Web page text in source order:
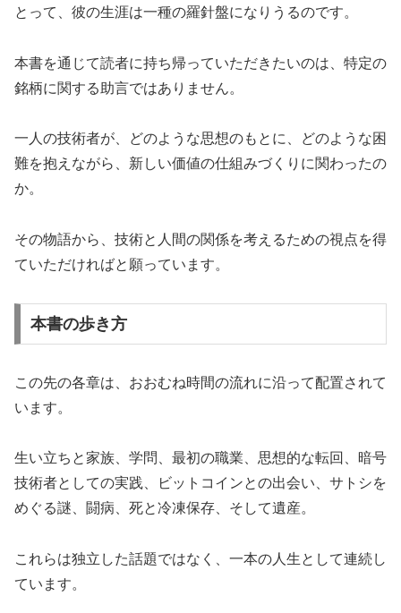
とって、彼の生涯は一種の羅針盤になりうるのです。
本書を通じて読者に持ち帰っていただきたいのは、特定の
銘柄に関する助言ではありません。
一人の技術者が、どのような思想のもとに、どのような困
難を抱えながら、新しい価値の仕組みづくりに関わったの
か。
その物語から、技術と人間の関係を考えるための視点を得
ていただければと願っています。
本書の歩き方
この先の各章は、おおむね時間の流れに沿って配置されて
います。
生い立ちと家族、学問、最初の職業、思想的な転回、暗号
技術者としての実践、ビットコインとの出会い、サトシを
めぐる謎、闘病、死と冷凍保存、そして遺産。
これらは独立した話題ではなく、一本の人生として連続し
ています。